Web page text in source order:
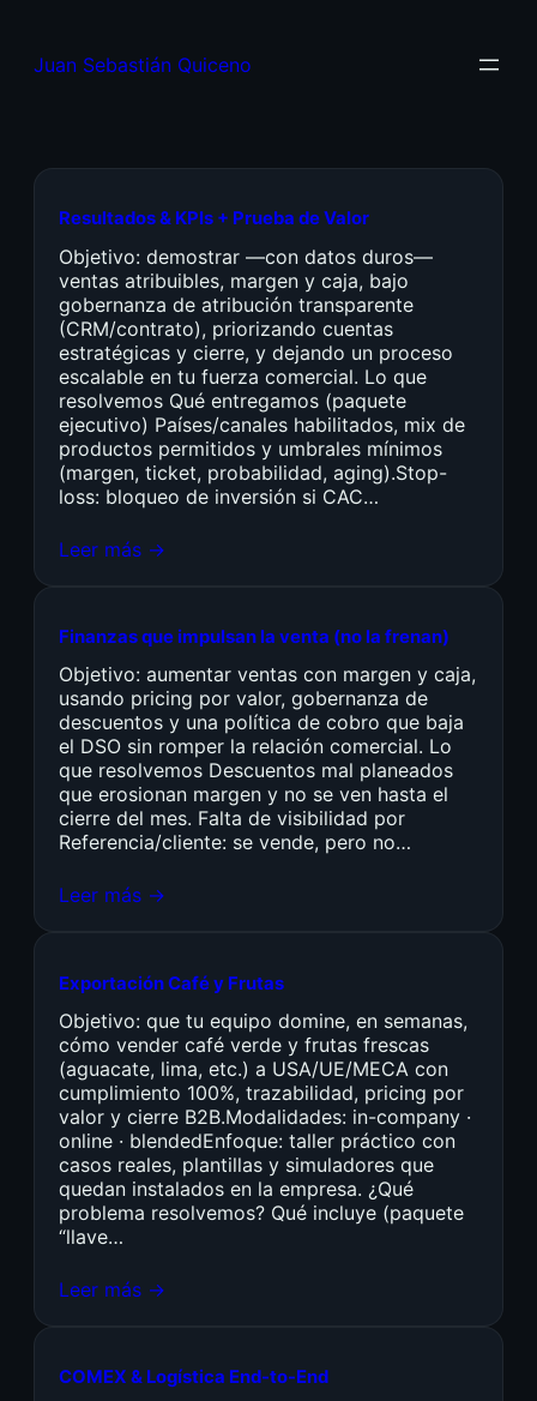
Juan Sebastián Quiceno
Resultados & KPIs + Prueba de Valor
Objetivo: demostrar —con datos duros—
ventas atribuibles, margen y caja, bajo
gobernanza de atribución transparente
(CRM/contrato), priorizando cuentas
estratégicas y cierre, y dejando un proceso
escalable en tu fuerza comercial. Lo que
resolvemos Qué entregamos (paquete
ejecutivo) Países/canales habilitados, mix de
productos permitidos y umbrales mínimos
(margen, ticket, probabilidad, aging).Stop-
loss: bloqueo de inversión si CAC…
Leer más →
Finanzas que impulsan la venta (no la frenan)
Objetivo: aumentar ventas con margen y caja,
usando pricing por valor, gobernanza de
descuentos y una política de cobro que baja
el DSO sin romper la relación comercial. Lo
que resolvemos Descuentos mal planeados
que erosionan margen y no se ven hasta el
cierre del mes. Falta de visibilidad por
Referencia/cliente: se vende, pero no…
Leer más →
Exportación Café y Frutas
Objetivo: que tu equipo domine, en semanas,
cómo vender café verde y frutas frescas
(aguacate, lima, etc.) a USA/UE/MECA con
cumplimiento 100%, trazabilidad, pricing por
valor y cierre B2B.Modalidades: in-company ·
online · blendedEnfoque: taller práctico con
casos reales, plantillas y simuladores que
quedan instalados en la empresa. ¿Qué
problema resolvemos? Qué incluye (paquete
“llave…
Leer más →
COMEX & Logística End-to-End